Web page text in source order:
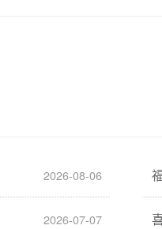
2026-08-06
2026-07-07